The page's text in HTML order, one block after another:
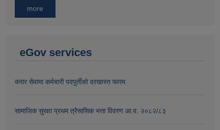
more
eGov services
करार सेवामा कर्मचारी पदपूर्तीको दरखास्त फारम
सामाजिक सुरक्षा प्रथम त्रैसासिक भत्ता विवरण आ.व. २०८२/८३